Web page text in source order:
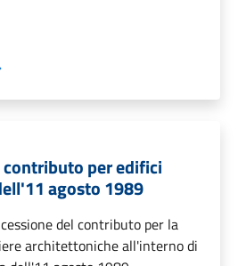
contributo per edifici
agosto 1989
del contributo per la
architettoniche all'interno di